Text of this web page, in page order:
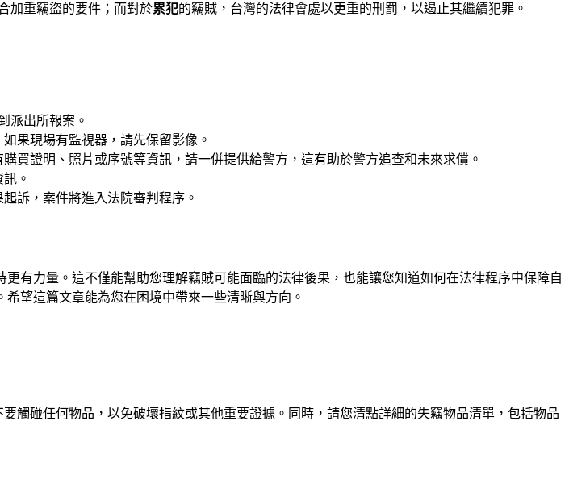
加重竊盜的要件；而對於累犯的竊賊，台灣的法律會處以更重的刑罰，以遏止其繼續犯罪。
派出所報案。
果現場有監視器，請先保留影像。
買證明、照片或序號等資訊，請一併提供給警方，這有助於警方追查和未來求償。
。
訴，案件將進入法院審判程序。
有力量。這不僅能幫助您理解竊賊可能面臨的法律後果，也能讓您知道如何在法律程序中保障自
望這篇文章能為您在困境中帶來一些清晰與方向。
觸碰任何物品，以免破壞指紋或其他重要證據。同時，請您清點詳細的失竊物品清單，包括物品